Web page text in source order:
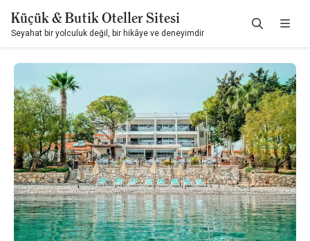
Küçük & Butik Oteller Sitesi
Seyahat bir yolculuk değil, bir hikâye ve deneyimdir